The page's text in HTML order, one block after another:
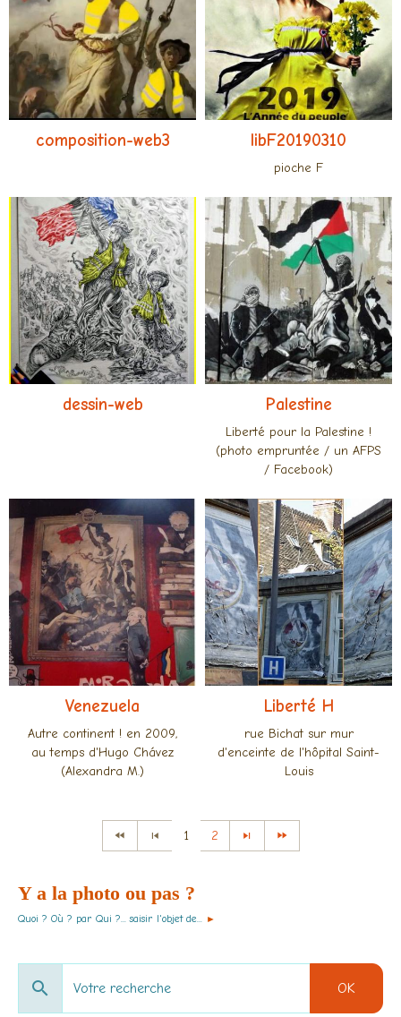
composition-web3 libF20190310
pioche F
dessin-web Palestine
Liberté pour la Palestine !
(photo empruntée / un AFPS
/ Facebook)
Venezuela
Autre continent ! en 2009,
au temps d'Hugo Chávez
(Alexandra M.)
Liberté H
rue Bichat sur mur
d'enceinte de l'hôpital Saint-
Louis
1 2
Y a la photo ou pas ?
Quoi ? Où ? par Qui ?... saisir l'objet de... ►
OK